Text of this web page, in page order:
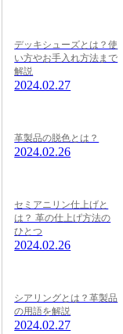
デッキシューズとは？使
い方やお手入れ方法まで
解説
2024.02.27
革製品の脱色とは？
2024.02.26
セミアニリン仕上げと
は？ 革の仕上げ方法の
ひとつ
2024.02.26
シアリングとは？革製品
の用語を解説
2024.02.27